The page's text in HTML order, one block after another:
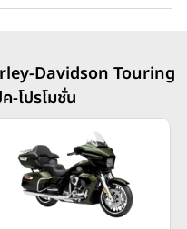
Davidson Touring
-โปรโมชั่น